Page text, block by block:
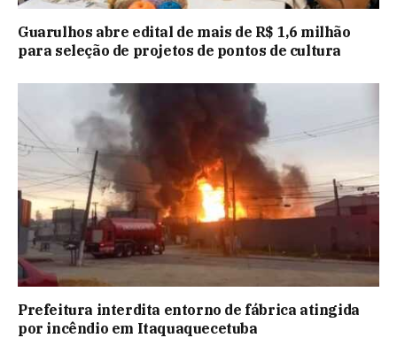
Guarulhos abre edital de mais de R$ 1,6 milhão
para seleção de projetos de pontos de cultura
Prefeitura interdita entorno de fábrica atingida
por incêndio em Itaquaquecetuba